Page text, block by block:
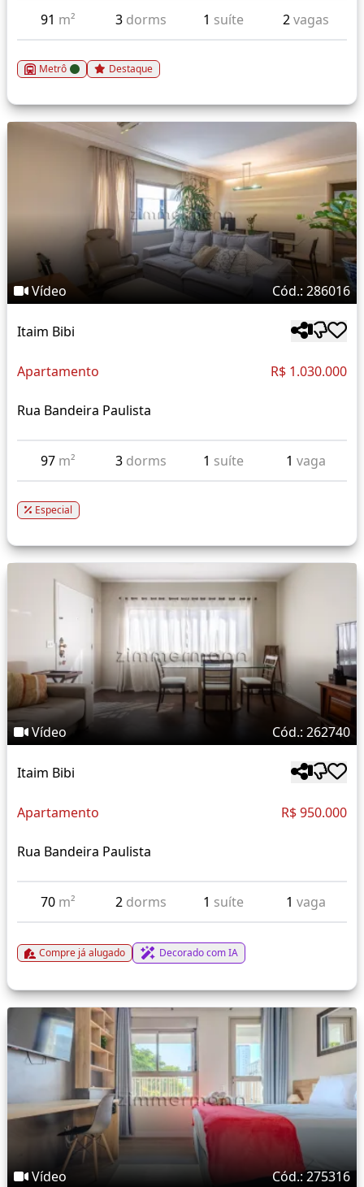
91 m² 3 dorms 1 suíte 2vagas
Metrô Destaque
Vídeo Cód.: 286016
Itaim Bibi
Apartamento R$ 1.030.000
Rua Bandeira Paulista
97 m² 3 dorms 1 suíte 1 vaga
Especial
Vídeo Cód.: 262740
Itaim Bibi
Apartamento R$ 950.000
Rua Bandeira Paulista
70 m² 2 dorms 1 suíte 1 vaga
Compre já alugado Decorado com IA
Vídeo Cód.: 275316